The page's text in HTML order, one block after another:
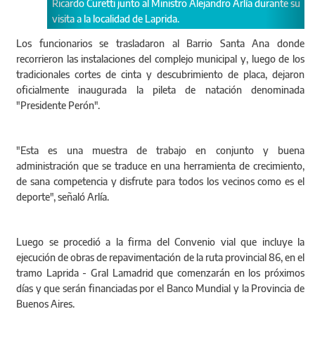
Ricardo Curetti junto al Ministro Alejandro Arlía durante su
visita a la localidad de Laprida.
Los funcionarios se trasladaron al Barrio Santa Ana donde
recorrieron las instalaciones del complejo municipal y, luego de los
tradicionales cortes de cinta y descubrimiento de placa, dejaron
oficialmente inaugurada la pileta de natación denominada
"Presidente Perón".
"Esta es una muestra de trabajo en conjunto y buena
administración que se traduce en una herramienta de crecimiento,
de sana competencia y disfrute para todos los vecinos como es el
deporte", señaló Arlía.
Luego se procedió a la firma del Convenio vial que incluye la
ejecución de obras de repavimentación de la ruta provincial 86, en el
tramo Laprida - Gral Lamadrid que comenzarán en los próximos
días y que serán financiadas por el Banco Mundial y la Provincia de
Buenos Aires.